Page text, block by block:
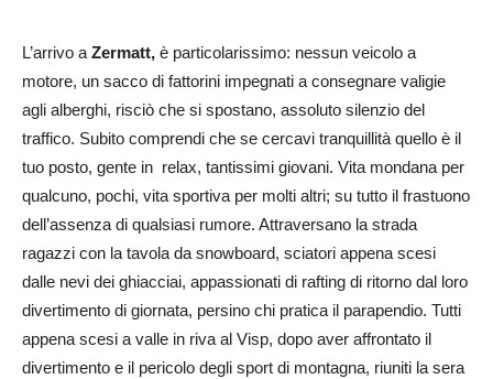
L’arrivo a Zermatt, è particolarissimo: nessun veicolo a
motore, un sacco di fattorini impegnati a consegnare valigie
agli alberghi, risciò che si spostano, assoluto silenzio del
traffico. Subito comprendi che se cercavi tranquillità quello è il
tuo posto, gente in relax, tantissimi giovani. Vita mondana per
qualcuno, pochi, vita sportiva per molti altri; su tutto il frastuono
dell’assenza di qualsiasi rumore. Attraversano la strada
ragazzi con la tavola da snowboard, sciatori appena scesi
dalle nevi dei ghiacciai, appassionati di rafting di ritorno dal loro
divertimento di giornata, persino chi pratica il parapendio. Tutti
appena scesi a valle in riva al Visp, dopo aver affrontato il
divertimento e il pericolo degli sport di montagna, riuniti la sera